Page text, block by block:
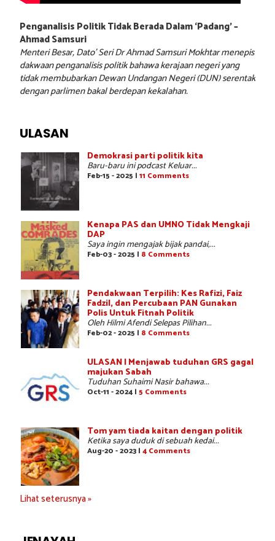
Penganalisis Politik Tidak Berada Dalam ‘Padang’ –
Ahmad Samsuri
Menteri Besar, Dato’ Seri Dr Ahmad Samsuri Mokhtar menepis
dakwaan penganalisis politik bahawa kerajaan negeri yang
tidak membubarkan Dewan Undangan Negeri (DUN) serentak
dengan parlimen bakal berdepan kekalahan.
ULASAN
Demokrasi parti politik kita
Baru-baru ini podcast Keluar...
Feb-15 - 2025 | 11 Comments
Kenapa PAS dan UMNO Tidak Mengkaji
DAP
Saya ingin mengajak bijak pandai,...
Feb-03 - 2025 | 8 Comments
Pendakwaan Terpilih: Kes Rafizi, Faiz
Fadzil, dan Percubaan PAN Gunakan
Polis Untuk Fitnah Politik
Oleh Hilmi Afendi Selepas Pilihan...
Feb-02 - 2025 | 8 Comments
ULASAN | Menjawab tuduhan GRS gagal
majukan Sabah
Tuduhan Suhaimi Nasir bahawa...
Oct-11 - 2024 | 5 Comments
Tom yam tiada kaitan dengan politik
Ketika saya duduk di sebuah kedai...
Aug-20 - 2023 | 4 Comments
Lihat seterusnya »